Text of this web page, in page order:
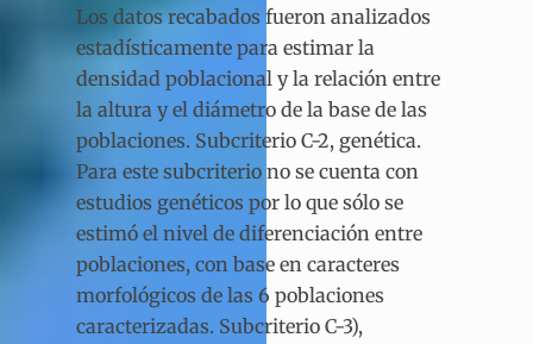
Los datos recabados fueron analizados
estadísticamente para estimar la
densidad poblacional y la relación entre
la altura y el diámetro de la base de las
poblaciones. Subcriterio C-2, genética.
Para este subcriterio no se cuenta con
estudios genéticos por lo que sólo se
estimó el nivel de diferenciación entre
poblaciones, con base en caracteres
morfológicos de las 6 poblaciones
caracterizadas. Subcriterio C-3),